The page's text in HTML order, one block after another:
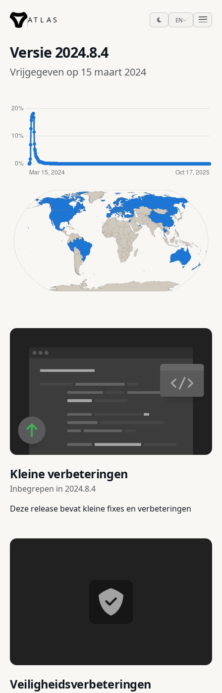
ATLAS EN
Versie 2024.8.4
Vrijgegeven op 15 maart 2024
Kleine verbeteringen
Inbegrepen in 2024.8.4
Deze release bevat kleine fixes en verbeteringen
Veiligheidsverbeteringen